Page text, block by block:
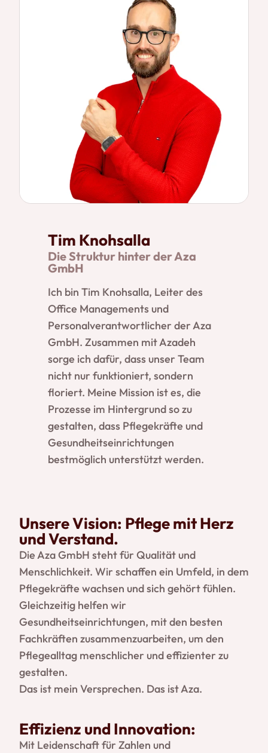
Tim Knohsalla
Die Struktur hinter der Aza
GmbH
Ich bin Tim Knohsalla, Leiter des
Office Managements und
Personalverantwortlicher der Aza
GmbH. Zusammen mit Azadeh
sorge ich dafür, dass unser Team
nicht nur funktioniert, sondern
floriert. Meine Mission ist es, die
Prozesse im Hintergrund so zu
gestalten, dass Pflegekräfte und
Gesundheitseinrichtungen
bestmöglich unterstützt werden.
Unsere Vision: Pflege mit Herz
und Verstand.
Die Aza GmbH steht für Qualität und
Menschlichkeit. Wir schaffen ein Umfeld, in dem
Pflegekräfte wachsen und sich gehört fühlen.
Gleichzeitig helfen wir
Gesundheitseinrichtungen, mit den besten
Fachkräften zusammenzuarbeiten, um den
Pflegealltag menschlicher und effizienter zu
gestalten.
Das ist mein Versprechen. Das ist Aza.
Effizienz und Innovation:
Mit Leidenschaft für Zahlen und